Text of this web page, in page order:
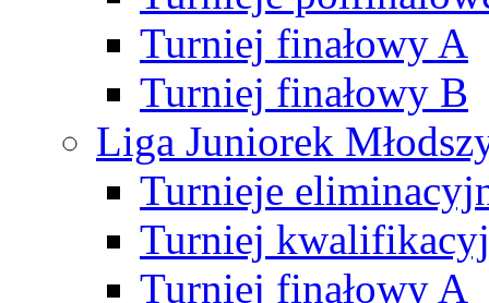
Turniej finałowy A
Turniej finałowy B
Liga Juniorek
Turnieje
Turniej
Turniej finałowy A